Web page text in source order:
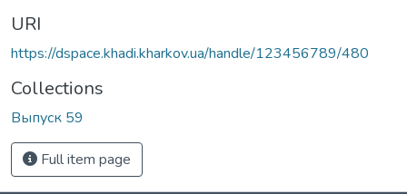
URI
https://dspace.khadi.kharkov.ua/handle/123456789/480
Collections
Выпуск 59
Full item page